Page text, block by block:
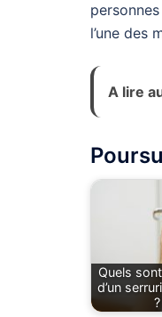
l’une des
A lire
Quels
d’un
?